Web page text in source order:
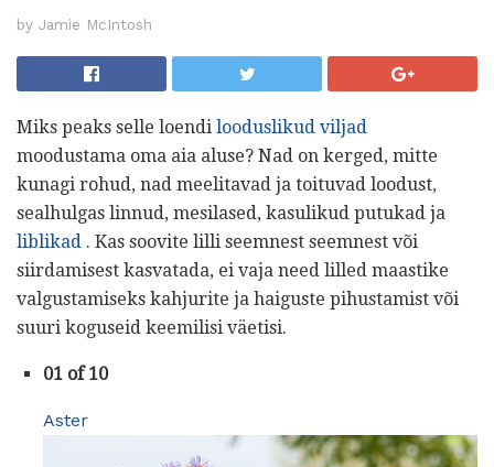
by Jamie McIntosh
Miks peaks selle loendi looduslikud viljad
moodustama oma aia aluse? Nad on kerged, mitte
kunagi rohud, nad meelitavad ja toituvad loodust,
sealhulgas linnud, mesilased, kasulikud putukad ja
liblikad . Kas soovite lilli seemnest seemnest või
siirdamisest kasvatada, ei vaja need lilled maastike
valgustamiseks kahjurite ja haiguste pihustamist või
suuri koguseid keemilisi väetisi.
01 of 10
Aster